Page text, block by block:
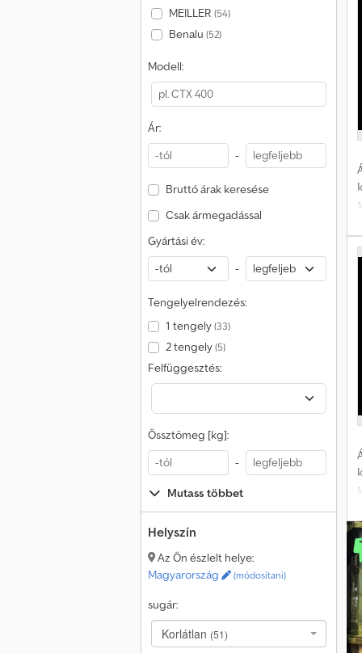
MEILLER (54)
Benalu (52)
Modell:
Ár:
-
Bruttó árak keresése
Csak ármegadással
Gyártási év:
-
Tengelyelrendezés:
1 tengely(33)
2 tengely(5)
Felfüggesztés:
Össztömeg [kg]:
-
Mutass többet
Helyszín
Az Ön észlelt helye:
Magyarország
(módosítani)
sugár:
Korlátlan (51)